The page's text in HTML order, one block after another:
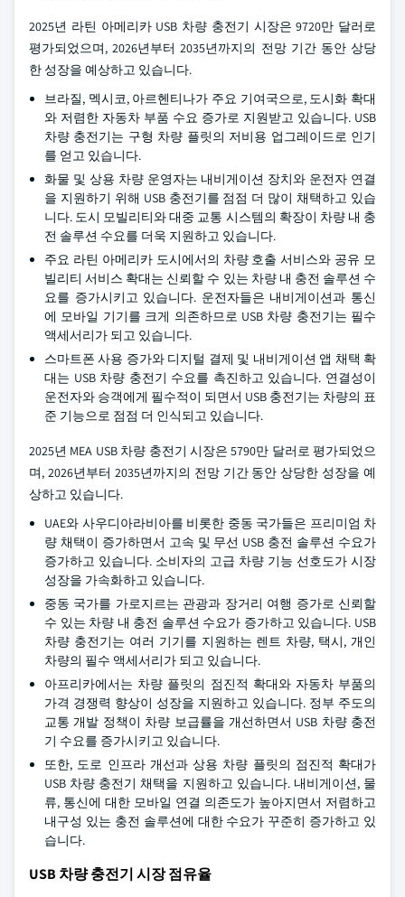
2025년 라틴 아메리카 USB 차량 충전기 시장은 9720만 달러로
평가되었으며, 2026년부터 2035년까지의 전망 기간 동안 상당
한 성장을 예상하고 있습니다.
브라질, 멕시코, 아르헨티나가 주요 기여국으로, 도시화 확대
와 저렴한 자동차 부품 수요 증가로 지원받고 있습니다. USB
차량 충전기는 구형 차량 플릿의 저비용 업그레이드로 인기
를 얻고 있습니다.
화물 및 상용 차량 운영자는 내비게이션 장치와 운전자 연결
을 지원하기 위해 USB 충전기를 점점 더 많이 채택하고 있습
니다. 도시 모빌리티와 대중 교통 시스템의 확장이 차량 내 충
전 솔루션 수요를 더욱 지원하고 있습니다.
주요 라틴 아메리카 도시에서의 차량 호출 서비스와 공유 모
빌리티 서비스 확대는 신뢰할 수 있는 차량 내 충전 솔루션 수
요를 증가시키고 있습니다. 운전자들은 내비게이션과 통신
에 모바일 기기를 크게 의존하므로 USB 차량 충전기는 필수
액세서리가 되고 있습니다.
스마트폰 사용 증가와 디지털 결제 및 내비게이션 앱 채택 확
대는 USB 차량 충전기 수요를 촉진하고 있습니다. 연결성이
운전자와 승객에게 필수적이 되면서 USB 충전기는 차량의 표
준 기능으로 점점 더 인식되고 있습니다.
2025년 MEA USB 차량 충전기 시장은 5790만 달러로 평가되었으
며, 2026년부터 2035년까지의 전망 기간 동안 상당한 성장을 예
상하고 있습니다.
UAE와 사우디아라비아를 비롯한 중동 국가들은 프리미엄 차
량 채택이 증가하면서 고속 및 무선 USB 충전 솔루션 수요가
증가하고 있습니다. 소비자의 고급 차량 기능 선호도가 시장
성장을 가속화하고 있습니다.
중동 국가를 가로지르는 관광과 장거리 여행 증가로 신뢰할
수 있는 차량 내 충전 솔루션 수요가 증가하고 있습니다. USB
차량 충전기는 여러 기기를 지원하는 렌트 차량, 택시, 개인
차량의 필수 액세서리가 되고 있습니다.
아프리카에서는 차량 플릿의 점진적 확대와 자동차 부품의
가격 경쟁력 향상이 성장을 지원하고 있습니다. 정부 주도의
교통 개발 정책이 차량 보급률을 개선하면서 USB 차량 충전
기 수요를 증가시키고 있습니다.
또한, 도로 인프라 개선과 상용 차량 플릿의 점진적 확대가
USB 차량 충전기 채택을 지원하고 있습니다. 내비게이션, 물
류, 통신에 대한 모바일 연결 의존도가 높아지면서 저렴하고
내구성 있는 충전 솔루션에 대한 수요가 꾸준히 증가하고 있
습니다.
USB 차량 충전기 시장 점유율